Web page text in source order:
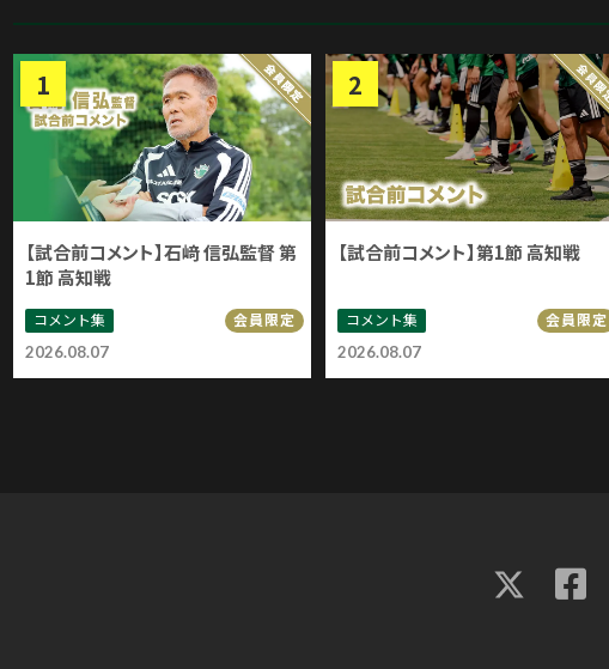
2026.08.07
【試合前コメント】石﨑 信弘監督 第
1節 高知戦
コメント集 会員限定
2026.08.07
【試合前コメント】第1節 高知戦
コメント集 会員限定